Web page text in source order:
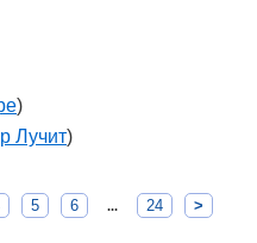
)
Лучит)
5 6 ... 24 >